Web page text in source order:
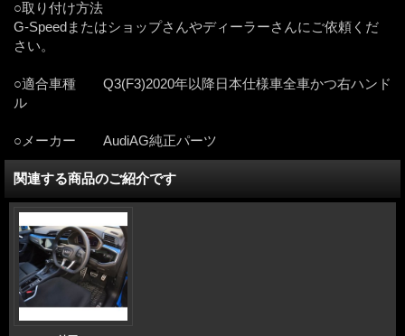
○取り付け方法
G-Speedまたはショップさんやディーラーさんにご依頼くだ
さい。
○適合車種 Q3(F3)2020年以降日本仕様車全車かつ右ハンド
ル
○メーカー AudiAG純正パーツ
関連する商品のご紹介です